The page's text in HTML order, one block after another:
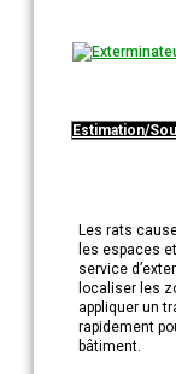
Estimation/
Les rats
les espaces
service
localiser les
appliquer un
rapidement
bâtiment.